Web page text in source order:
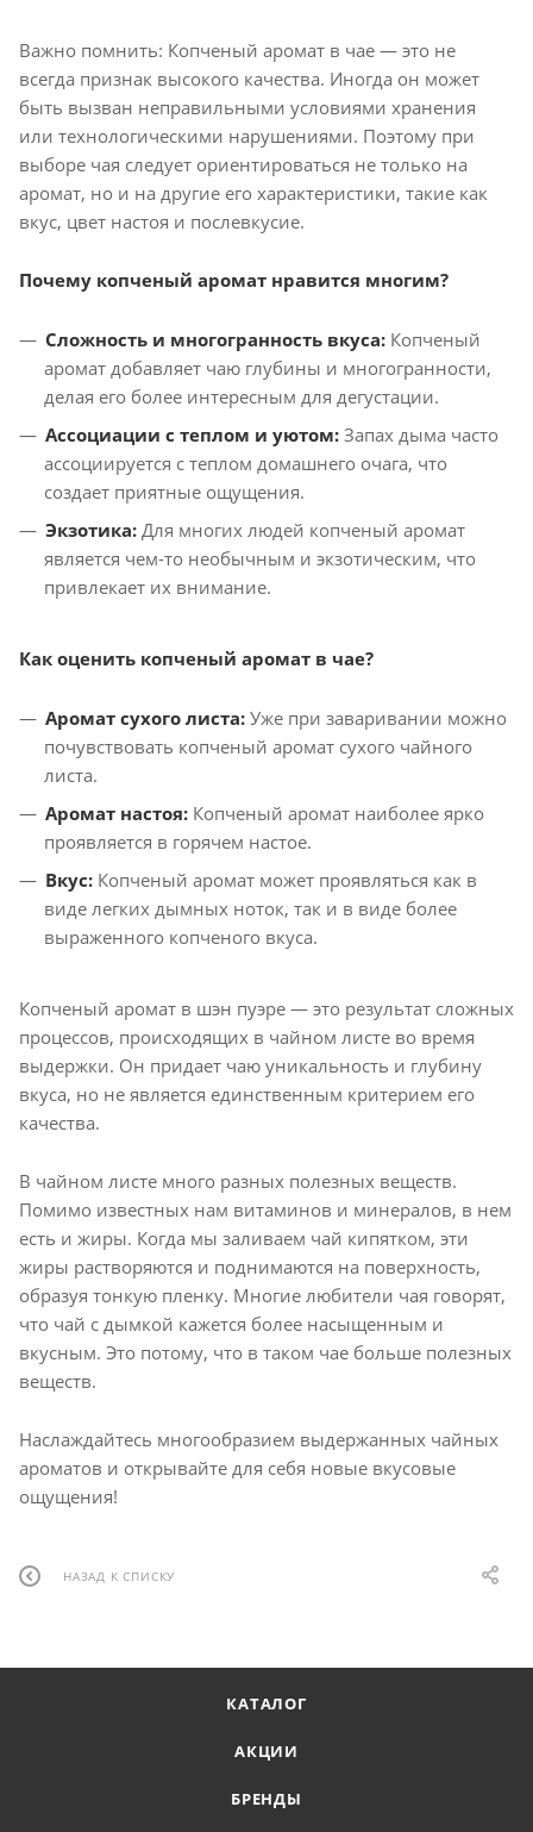
Важно помнить: Копченый аромат в чае — это не
всегда признак высокого качества. Иногда он может
быть вызван неправильными условиями хранения
или технологическими нарушениями. Поэтому при
выборе чая следует ориентироваться не только на
аромат, но и на другие его характеристики, такие как
вкус, цвет настоя и послевкусие.
Почему копченый аромат нравится многим?
Сложность и многогранность вкуса: Копченый
аромат добавляет чаю глубины и многогранности,
делая его более интересным для дегустации.
Ассоциации с теплом и уютом: Запах дыма часто
ассоциируется с теплом домашнего очага, что
создает приятные ощущения.
Экзотика: Для многих людей копченый аромат
является чем-то необычным и экзотическим, что
привлекает их внимание.
Как оценить копченый аромат в чае?
Аромат сухого листа: Уже при заваривании можно
почувствовать копченый аромат сухого чайного
листа.
Аромат настоя: Копченый аромат наиболее ярко
проявляется в горячем настое.
Вкус: Копченый аромат может проявляться как в
виде легких дымных ноток, так и в виде более
выраженного копченого вкуса.
Копченый аромат в шэн пуэре — это результат сложных
процессов, происходящих в чайном листе во время
выдержки. Он придает чаю уникальность и глубину
вкуса, но не является единственным критерием его
качества.
В чайном листе много разных полезных веществ.
Помимо известных нам витаминов и минералов, в нем
есть и жиры. Когда мы заливаем чай кипятком, эти
жиры растворяются и поднимаются на поверхность,
образуя тонкую пленку. Многие любители чая говорят,
что чай с дымкой кажется более насыщенным и
вкусным. Это потому, что в таком чае больше полезных
веществ.
Наслаждайтесь многообразием выдержанных чайных
ароматов и открывайте для себя новые вкусовые
ощущения!
НАЗАД К СПИСКУ
КАТАЛОГ
АКЦИИ
БРЕНДЫ